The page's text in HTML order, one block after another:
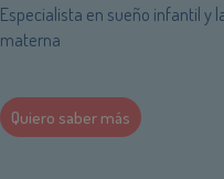
Especialista en sueño infantil y
materna
Quiero saber más